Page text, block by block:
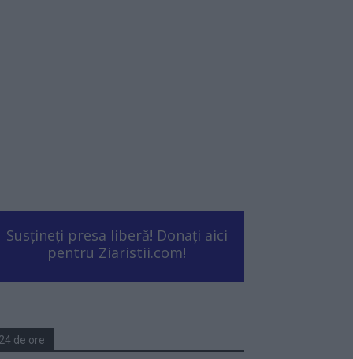
Susțineți presa liberă! Donați aici
pentru Ziaristii.com!
24 de ore